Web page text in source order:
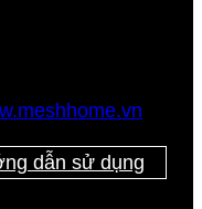
dẫn sử dụng